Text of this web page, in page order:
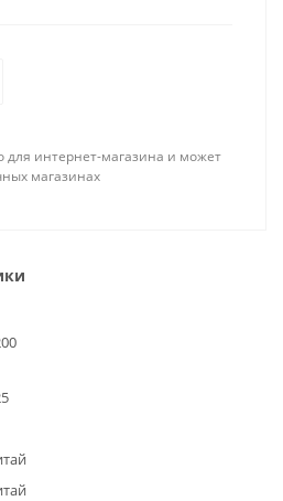
для интернет-магазина и может
магазинах